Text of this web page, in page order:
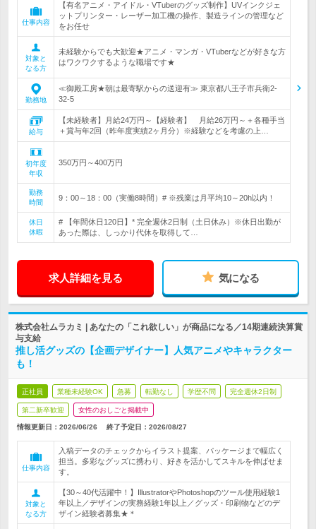
仕事内容
【有名アニメ・アイドル・VTuberのグッズ制作】UVインクジェ
ットプリンター・レーザー加工機の操作、製造ラインの管理など
をお任せ
対象と
なる方
未経験からでも大歓迎★アニメ・マンガ・VTuberなどが好きな方
はワクワクするような職場です★
勤務地
≪御殿工房★朝は最寄駅からの送迎有≫ 東京都八王子市兵衛2-
32-5
給与
【未経験者】月給24万円～【経験者】 月給26万円～＋各種手当
＋賞与年2回（昨年度実績2ヶ月分）※経験などを考慮の上…
初年度
年収
350万円～400万円
勤務
時間
9：00～18：00（実働8時間）# ※残業は月平均10～20h以内！
休日
休暇
# 【年間休日120日】* 完全週休2日制（土日休み）※休日出勤が
あった際は、しっかり代休を取得して…
求人詳細を見る 気になる
株式会社ムラカミ | あなたの「これ欲しい」が商品になる／14期連続決算賞
与支給
推し活グッズの【企画デザイナー】人気アニメやキャラクター
も！
正社員 業種未経験OK 急募 転勤なし 学歴不問 完全週休2日制
第二新卒歓迎 女性のおしごと掲載中
情報更新日：2026/06/26 終了予定日： 2026/08/27
仕事内容
入稿データのチェックからイラスト提案、パッケージまで幅広く
担当。多彩なグッズに携わり、好きを活かしてスキルを伸ばせま
す。
対象と
なる方
【30～40代活躍中！】IllustratorやPhotoshopのツール使用経験1
年以上／デザインの実務経験1年以上／グッズ・印刷物などのデ
ザイン経験者募集★＊